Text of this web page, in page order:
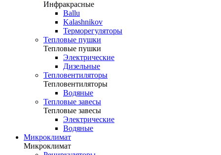
Инфракрасные
Ballu
Kalashnikov
Терморегуляторы
Тепловые пушки
Тепловые пушки
Электрические
Дизельные
Тепловентиляторы
Тепловентиляторы
Водяные
Тепловые завесы
Тепловые завесы
Электрические
Водяные
Микроклимат
Микроклимат